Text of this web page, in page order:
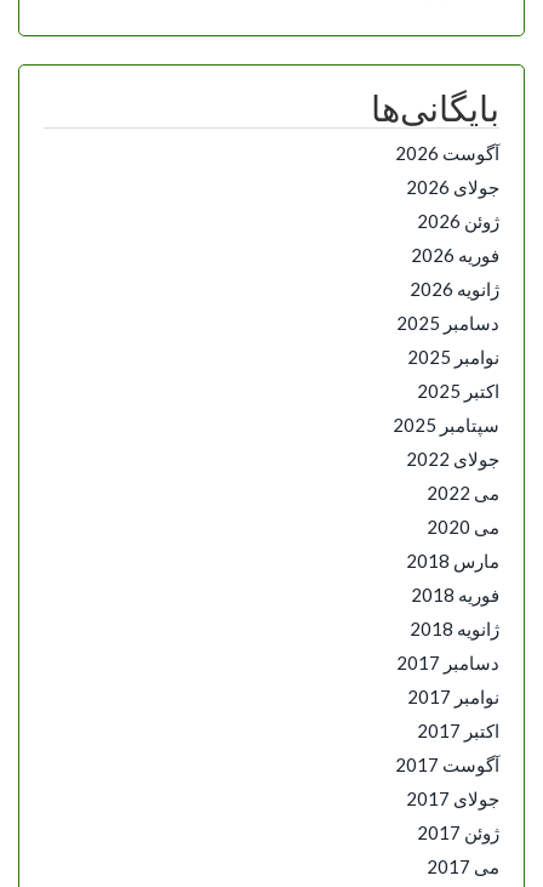
بایگانی‌ها
آگوست 2026
جولای 2026
ژوئن 2026
فوریه 2026
ژانویه 2026
دسامبر 2025
نوامبر 2025
اکتبر 2025
سپتامبر 2025
جولای 2022
می 2022
می 2020
مارس 2018
فوریه 2018
ژانویه 2018
دسامبر 2017
نوامبر 2017
اکتبر 2017
آگوست 2017
جولای 2017
ژوئن 2017
می 2017